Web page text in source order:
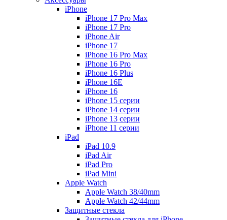
iPhone
iPhone 17 Pro Max
iPhone 17 Pro
iPhone Air
iPhone 17
iPhone 16 Pro Max
iPhone 16 Pro
iPhone 16 Plus
iPhone 16E
iPhone 16
iPhone 15 серии
iPhone 14 серии
iPhone 13 серии
iPhone 11 серии
iPad
iPad 10.9
iPad Air
iPad Pro
iPad Mini
Apple Watch
Apple Watch 38/40mm
Apple Watch 42/44mm
Защитные стекла